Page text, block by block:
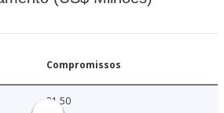
Compromissos
21.50